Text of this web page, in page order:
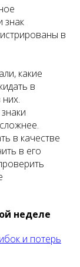
знак
в
какие
в
в качестве
в его
неделе
и потерь